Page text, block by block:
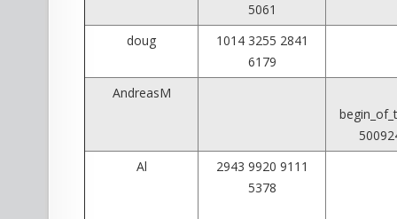
5061
doug
1014 3255 2841
6179
AndreasM
Al
2943 9920 9111
5378